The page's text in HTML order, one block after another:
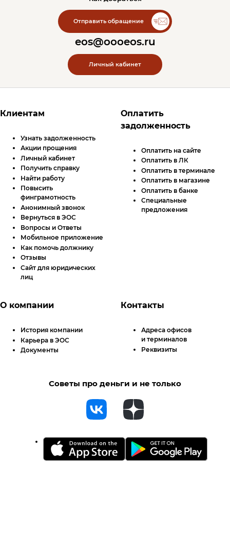
Отправить обращение
eos@oooeos.ru
Личный кабинет
Футер сайта
Клиентам
Узнать задолженность
Акции прощения
Личный кабинет
Получить справку
Найти работу
Повысить
финграмотность
Анонимный звонок
Вернуться в ЭОС
Вопросы и Ответы
Мобильное приложение
Как помочь должнику
Отзывы
Сайт для юридических
лиц
Оплатить
задолженность
Оплатить на сайте
Оплатить вЛК
Оплатить в терминале
Оплатить в магазине
Оплатить в банке
Специальные
предложения
О компании
История компании
Карьера в ЭОС
Документы
Контакты
Адреса офисов
и терминалов
Реквизиты
Советы про деньги и не только